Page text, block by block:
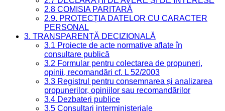
2.8 COMISIA PARITARĂ
2.9. PROTECȚIA DATELOR CU CARACTER
PERSONAL
3. TRANSPARENȚĂ DECIZIONALĂ
3.1 Proiecte de acte normative aflate în
consultare publică
3.2 Formular pentru colectarea de propuneri,
opinii, recomandări cf. L 52/2003
3.3 Registrul pentru consemnarea și analizarea
propunerilor, opiniilor sau recomandărilor
3.4 Dezbateri publice
3.5 Consultari interministeriale